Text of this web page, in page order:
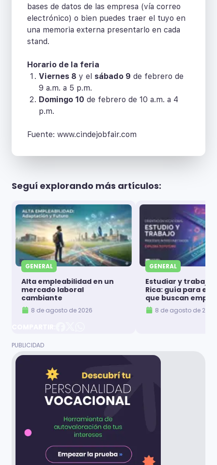
bases de datos de las empresa (vía correo
electrónico) o bien puedes traer el tuyo en
una memoria externa presentarlo en cada
stand.
Horario de la feria
Viernes 8 y el sábado 9 de febrero de
9 a.m. a 5 p.m.
Domingo 10 de febrero de 10 a.m. a 4
p.m.
Fuente: www.cindejobfair.com
Seguí explorando más artículos:
GENERAL
Alta empleabilidad en un
mercado laboral
cambiante
8 de agosto de 2026
GENERAL
Estudiar y trabajar
Rica: guía para
que buscan
8 de agosto de 2026